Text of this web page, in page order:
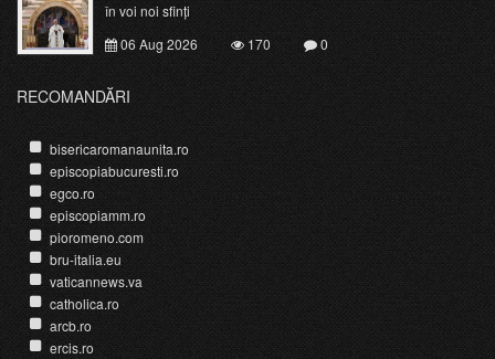
în voi noi sfinți
06 Aug 2026
170 0
RECOMANDĂRI
bisericaromanaunita.ro
episcopiabucuresti.ro
egco.ro
episcopiamm.ro
pioromeno.com
bru-italia.eu
vaticannews.va
catholica.ro
arcb.ro
ercis.ro